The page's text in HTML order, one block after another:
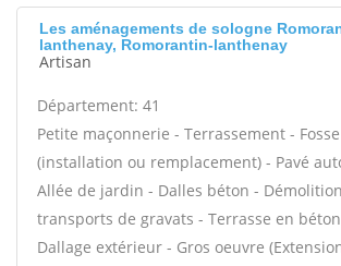
Les aménagements de sologne
lanthenay, Romorantin-lanthenay
Artisan
Département: 41
Petite maçonnerie - Terrassement -
(installation ou remplacement) - Pavé
Allée de jardin - Dalles béton -
transports de gravats - Terrasse en
Dallage extérieur - Gros oeuvre